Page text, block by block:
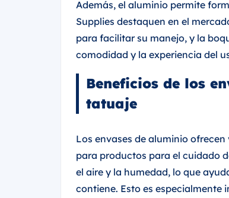
Además, el aluminio permite
Supplies destaquen en el
para facilitar su manejo, y la
comodidad y la experiencia del
Beneficios de los
tatuaje
Los envases de aluminio
para productos para el cuidado
el aire y la humedad, lo que
contiene. Esto es especialmente